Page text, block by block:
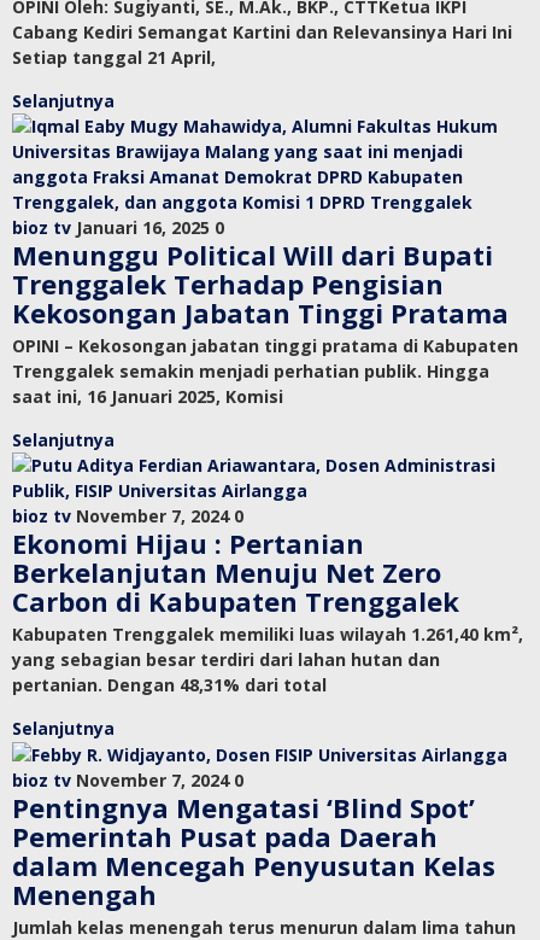
OPINI Oleh: Sugiyanti, SE., M.Ak., BKP., CTTKetua IKPI
Cabang Kediri Semangat Kartini dan Relevansinya Hari Ini
Setiap tanggal 21 April,
Selanjutnya
bioz tv Januari 16, 2025 0
Menunggu Political Will dari Bupati
Trenggalek Terhadap Pengisian
Kekosongan Jabatan Tinggi Pratama
OPINI – Kekosongan jabatan tinggi pratama di Kabupaten
Trenggalek semakin menjadi perhatian publik. Hingga
saat ini, 16 Januari 2025, Komisi
Selanjutnya
bioz tv November 7, 2024 0
Ekonomi Hijau : Pertanian
Berkelanjutan Menuju Net Zero
Carbon di Kabupaten Trenggalek
Kabupaten Trenggalek memiliki luas wilayah 1.261,40 km²,
yang sebagian besar terdiri dari lahan hutan dan
pertanian. Dengan 48,31% dari total
Selanjutnya
bioz tv November 7, 2024 0
Pentingnya Mengatasi ‘Blind Spot’
Pemerintah Pusat pada Daerah
dalam Mencegah Penyusutan Kelas
Menengah
Jumlah kelas menengah terus menurun dalam lima tahun